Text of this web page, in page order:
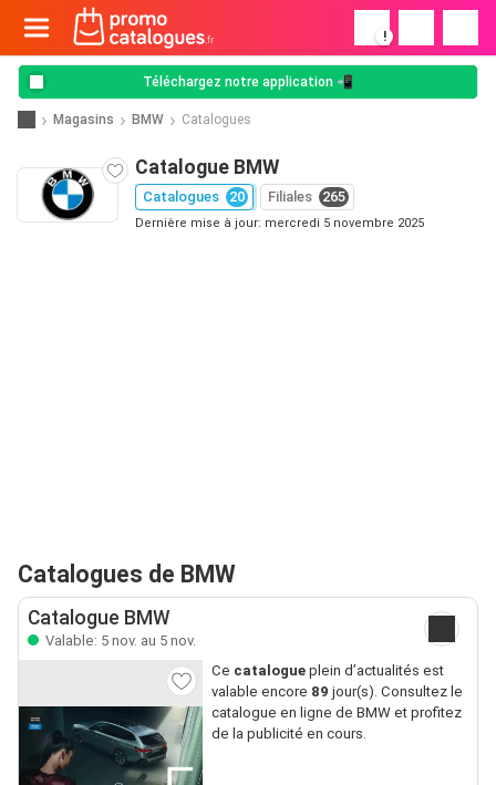
!
Téléchargez notre application 📲
Magasins BMW Catalogues
Catalogue BMW
Catalogues 20 Filiales 265
Dernière mise à jour: mercredi 5 novembre 2025
Catalogues de BMW
Catalogue BMW
Valable: 5 nov. au 5 nov.
Ce catalogueplein d’actualités est
valable encore 89 jour(s). Consultez le
catalogue en ligne de BMW et profitez
de la publicité en cours.